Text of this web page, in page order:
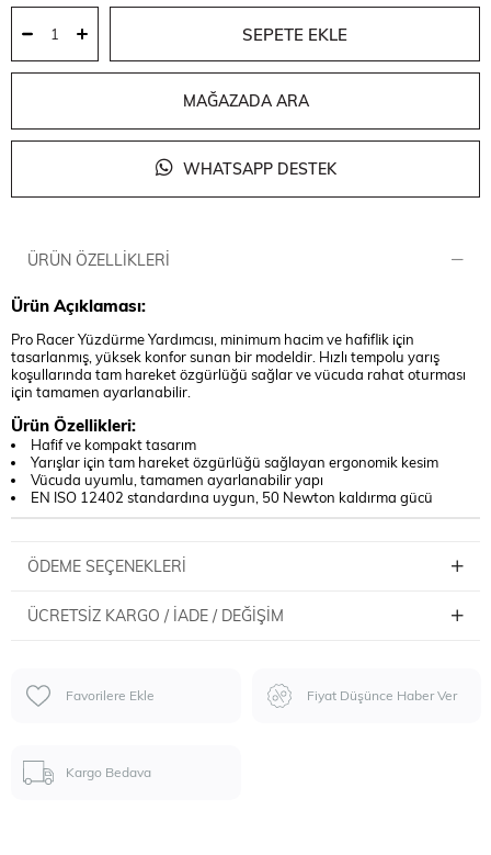
MAĞAZADA ARA
WHATSAPP DESTEK
ÜRÜN ÖZELLIKLERI
Ürün Açıklaması:
Pro Racer Yüzdürme Yardımcısı, minimum hacim ve hafiflik için
tasarlanmış, yüksek konfor sunan bir modeldir. Hızlı tempolu yarış
koşullarında tam hareket özgürlüğü sağlar ve vücuda rahat oturması
için tamamen ayarlanabilir.
Ürün Özellikleri:
Hafif ve kompakt tasarım
Yarışlar için tam hareket özgürlüğü sağlayan ergonomik kesim
Vücuda uyumlu, tamamen ayarlanabilir yapı
EN ISO 12402 standardına uygun, 50 Newton kaldırma gücü
ÖDEME SEÇENEKLERI
ÜCRETSIZ KARGO / İADE / DEĞIŞIM
Favorilere Ekle Fiyat Düşünce Haber Ver
Kargo Bedava